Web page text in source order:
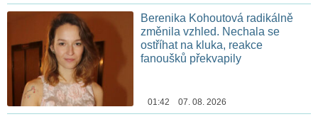
Berenika Kohoutová radikálně
změnila vzhled. Nechala se
ostříhat na kluka, reakce
fanoušků překvapily
01:42 07. 08. 2026